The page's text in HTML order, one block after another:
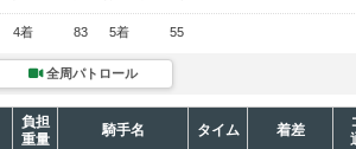
4着 83 5着 55
全周パトロール
負担
重量
騎手名 タイム 着差